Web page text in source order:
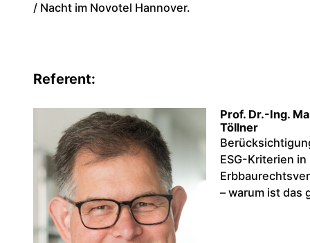
/ Nacht im Novotel Hannover.
Referent:
Prof. Dr.-Ing.
Töllner
ESG-Kriterien in
– warum ist das